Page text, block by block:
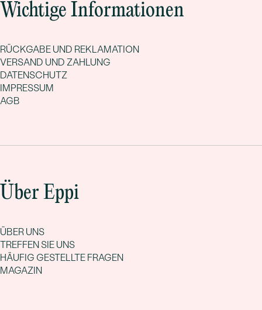
Wichtige Informationen
RÜCKGABE UND REKLAMATION
VERSAND UND ZAHLUNG
DATENSCHUTZ
IMPRESSUM
AGB
Über Eppi
ÜBER UNS
TREFFEN SIE UNS
HÄUFIG GESTELLTE FRAGEN
MAGAZIN